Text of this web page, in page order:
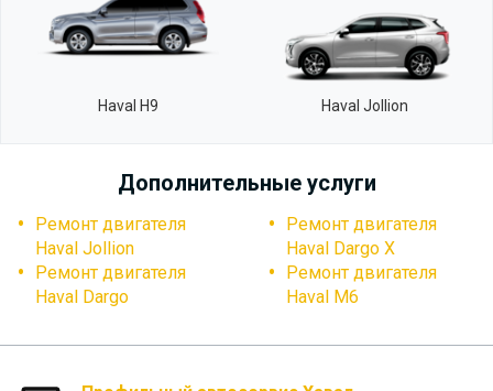
Haval H9 Haval Jollion
Дополнительные услуги
Ремонт двигателя
Haval Jollion
Ремонт двигателя
Haval Dargo
Ремонт двигателя
Haval Dargo X
Ремонт двигателя
Haval M6